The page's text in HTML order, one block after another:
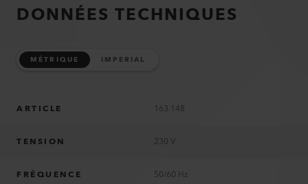
DONNÉES TECHNIQUES
MÉTRIQUE IMPERIAL
ARTICLE 163.148
TENSION 230 V
FRÉQUENCE 50/60 Hz